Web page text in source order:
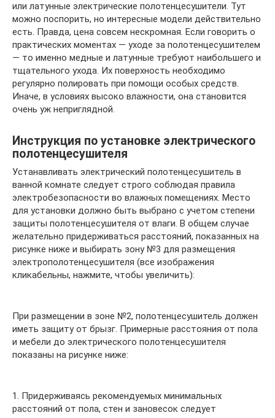
или латунные электрические полотенцесушители. Тут
можно поспорить, но интересные модели действительно
есть. Правда, цена совсем нескромная. Если говорить о
практических моментах — уходе за полотенцесушителем
— то именно медные и латунные требуют наибольшего и
тщательного ухода. Их поверхность необходимо
регулярно полировать при помощи особых средств.
Иначе, в условиях высоко влажности, она становится
очень уж неприглядной.
Инструкция по установке электрического
полотенцесушителя
Устанавливать электрический полотенцесушитель в
ванной комнате следует строго соблюдая правила
электробезопасности во влажных помещениях. Место
для установки должно быть выбрано с учетом степени
защиты полотенцесушителя от влаги. В общем случае
желательно придерживаться расстояний, показанных на
рисунке ниже и выбирать зону №3 для размещения
электрополотенцесушителя (все изображения
кликабельны, нажмите, чтобы увеличить):
При размещении в зоне №2, полотенцесушитель должен
иметь защиту от брызг. Примерные расстояния от пола
и мебели до электрического полотенцесушителя
показаны на рисунке ниже:
1. Придерживаясь рекомендуемых минимальных
расстояний от пола, стен и зановесок следует